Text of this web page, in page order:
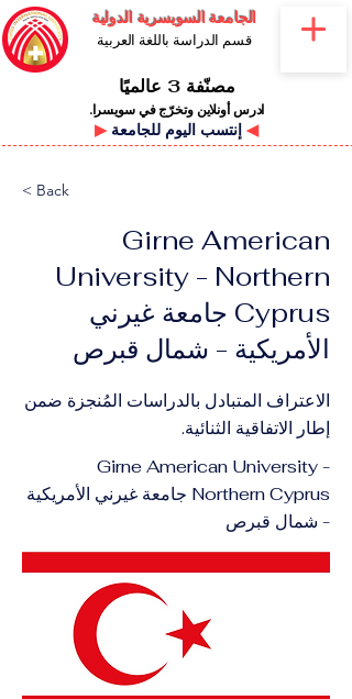
الجامعة السويسرية الدولية
قسم الدراسة باللغة العربية
مصنّفة 3 عالميًا
ادرس أونلاين وتخرّج في سويسرا.
▶ ◀
< Back
Girne American
University - Northern
Cyprus جامعة غيرني
الأمريكية - شمال قبرص
الاعتراف المتبادل بالدراسات المُنجزة ضمن
إطار الاتفاقية الثنائية.
Girne American University -
Northern Cyprus جامعة غيرني الأمريكية
- شمال قبرص